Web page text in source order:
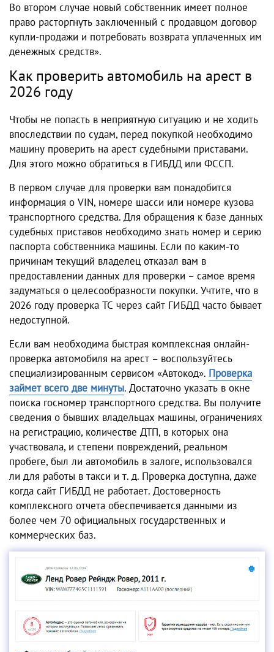
Во втором случае новый собственник имеет полное
право расторгнуть заключенный с продавцом договор
купли-продажи и потребовать возврата уплаченных им
денежных средств».
Как проверить автомобиль на арест в
2026 году
Чтобы не попасть в неприятную ситуацию и не ходить
впоследствии по судам, перед покупкой необходимо
машину проверить на арест судебными приставами.
Для этого можно обратиться в ГИБДД или ФССП.
В первом случае для проверки вам понадобится
информация о VIN, номере шасси или номере кузова
транспортного средства. Для обращения к базе данных
судебных приставов необходимо знать номер и серию
паспорта собственника машины. Если по каким-то
причинам текущий владелец отказал вам в
предоставлении данных для проверки – самое время
задуматься о целесообразности покупки. Учтите, что в
2026 году проверка ТС через сайт ГИБДД часто бывает
недоступной.
Если вам необходима быстрая комплексная онлайн-
проверка автомобиля на арест – воспользуйтесь
специализированным сервисом «Автокод». Проверка
займет всего две минуты. Достаточно указать в окне
поиска госномер транспортного средства. Вы получите
сведения о бывших владельцах машины, ограничениях
на регистрацию, количестве ДТП, в которых она
участвовала, и степени повреждений, реальном
пробеге, был ли автомобиль в залоге, использовался
ли для работы в такси и т. д. Проверка доступна, даже
когда сайт ГИБДД не работает. Достоверность
комплексного отчета обеспечивается данными из
более чем 70 официальных государственных и
коммерческих баз.